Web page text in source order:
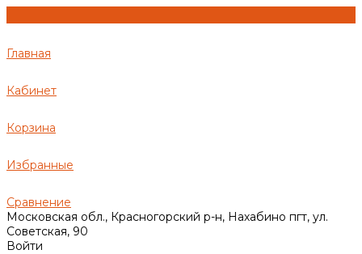
Главная
Кабинет
Корзина
Избранные
Сравнение
Московская обл., Красногорский р-н, Нахабино пгт, ул.
Советская, 90
Войти